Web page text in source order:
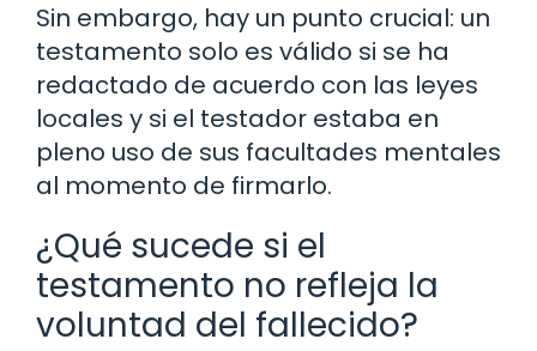
Sin embargo, hay un punto crucial: un
testamento solo es válido si se ha
redactado de acuerdo con las leyes
locales y si el testador estaba en
pleno uso de sus facultades mentales
al momento de firmarlo.
¿Qué sucede si el
testamento no refleja la
voluntad del fallecido?